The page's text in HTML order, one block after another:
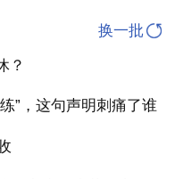
换一批
？
”，这句声明刺痛了谁